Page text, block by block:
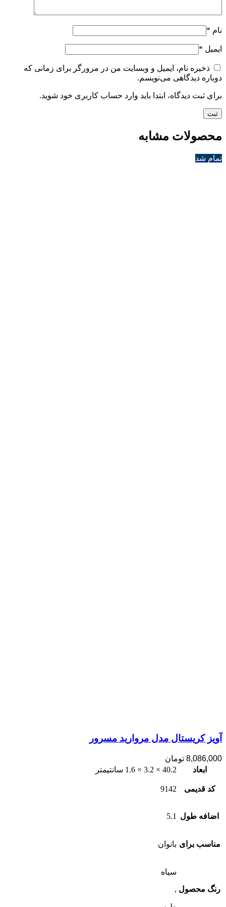
نام *
ایمیل *
ذخیره نام، ایمیل و وبسایت من در مرورگر برای زمانی که
دوباره دیدگاهی می‌نویسم.
برای ثبت دیدگاه، ابتدا باید وارد حساب کاربری خود شوید.
محصولات مشابه
تمام شد
آویز کریستال مدل مروارید مسرور
8,086,000 تومان
ابعاد
40.2 × 3.2 × 1.6 سانتیمتر
کد قدیمی 9142
اضافه طول 5.1
مناسب برای بانوان
رنگ محصول
سیاه
,